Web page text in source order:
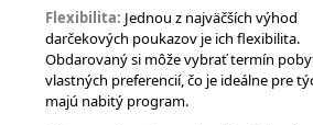
Flexibilita: Jednou z najväčších výhod
darčekových poukazov je ich flexibilita.
Obdarovaný si môže vybrať termín
vlastných preferencií, čo je ideálne pre
majú nabitý program.